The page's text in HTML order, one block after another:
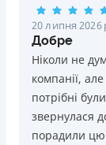
20 липня 2026
Добре
Ніколи не
компанії,
потрібні
звернулася
порадили цю